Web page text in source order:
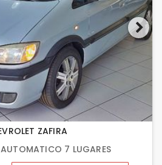
ZAFIRA
AUTOMATICO 7 LUGARES